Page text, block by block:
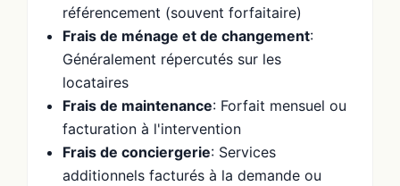
référencement (souvent forfaitaire)
Frais de ménage et de changement:
Généralement répercutés sur les
locataires
Frais de maintenance: Forfait mensuel ou
facturation à l'intervention
Frais de conciergerie: Services
additionnels facturés à la demande ou